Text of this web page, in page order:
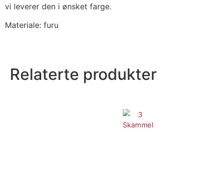
vi leverer den i ønsket farge.
Materiale: furu
Relaterte produkter